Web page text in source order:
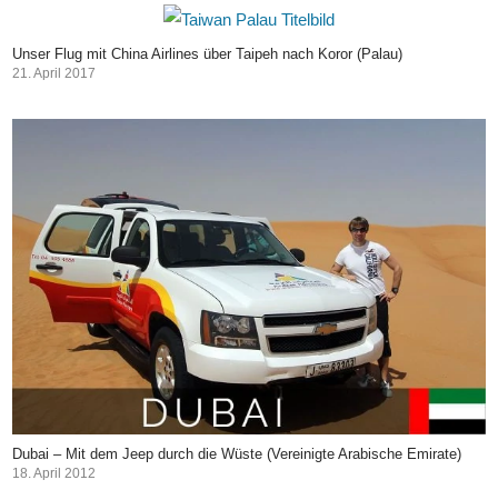
Unser Flug mit China Airlines über Taipeh nach Koror (Palau)
21. April 2017
Dubai – Mit dem Jeep durch die Wüste (Vereinigte Arabische Emirate)
18. April 2012